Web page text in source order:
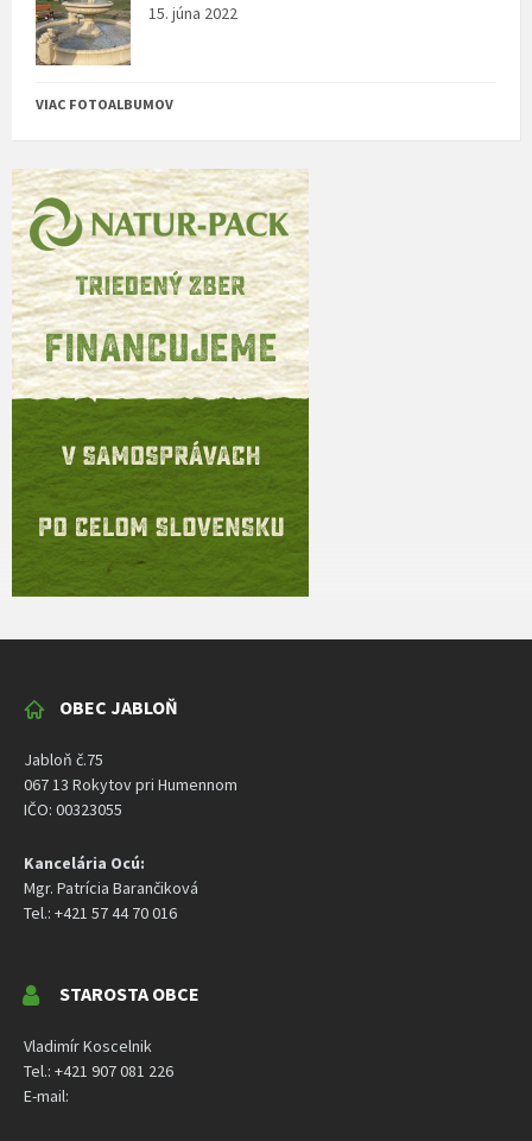
15. júna 2022
VIAC FOTOALBUMOV
OBEC JABLOŇ
Jabloň č.75
067 13 Rokytov pri Humennom
IČO: 00323055
Kancelária Ocú:
Mgr. Patrícia Barančiková
Tel.: +421 57 44 70 016
STAROSTA OBCE
Vladimír Koscelnik
Tel.: +421 907 081 226
E-mail: